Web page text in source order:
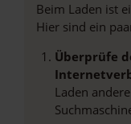
Beim Laden ist
Hier sind ein
Überprüfe
Laden